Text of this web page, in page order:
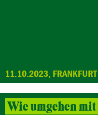
11.10.2023, FRANKFURT
Wie umgehen